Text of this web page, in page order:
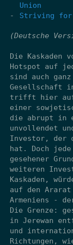
Union
Striving for
(Deutsche
Die Kaskaden
Hotspot auf
sind auch
Gesellschaft in
trifft hier auf
einer
die abrupt in
unvollendet
Investor, der
hat. Doch
gesehener
weiteren
Kaskaden,
auf den
Armeniens -
Die Grenze:
in Jerewan
und
Richtungen,